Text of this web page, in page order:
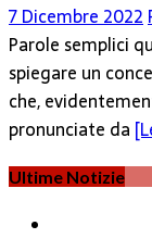
7 Dicembre 2022
Parole semplici
spiegare un
che,
pronunciate da
Ultime Notizie